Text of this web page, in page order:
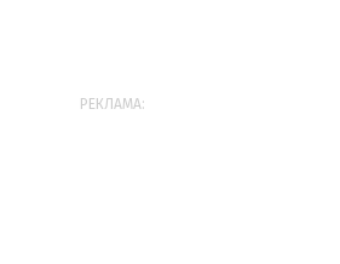
РЕКЛАМА: